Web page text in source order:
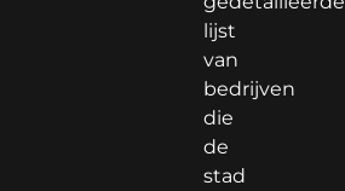
lijst
van
bedrijven
die
de
stad